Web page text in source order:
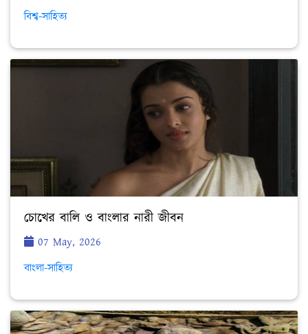
বিশ্ব-সাহিত্য
চোখের বালি ও বাংলার নারী জীবন
07 May, 2026
বাংলা-সাহিত্য